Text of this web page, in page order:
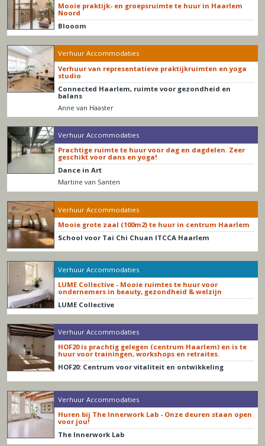
Mooie praktijk- en groepsruimte te huur in Haarlem
Noord
Blooom
Verhuur Accommodaties
Verhuur van representatieve praktijkruimten en yoga
studio
Connected Haarlem, ruimte voor gezondheid en
balans
Anne van Haaster
Verhuur Accommodaties
Prachtige ruimte te huur voor dag en dagdelen. Zeer
geschikt voor dans en yoga!
Dance in Art
Martine van Santen
Verhuur Accommodaties
Mooie grote zaal (100m2) te huur in centrum Haarlem
School voor Tai Chi Chuan ITCCA Haarlem
Verhuur Accommodaties
LUME Collective - Mooie ruimtes te huur voor
ondernemers in beauty, gezondheid & welzijn
LUME Collective
Verhuur Accommodaties
HOF20 is prachtig gelegen (centrum Haarlem) en is te
huur voor trainingen, workshops en retraites.
HOF20: Centrum voor vitaliteit en ontwikkeling
Verhuur Accommodaties
Huren bij The Innerwork Lab - Onze deuren staan open
voor jou!
The Innerwork Lab